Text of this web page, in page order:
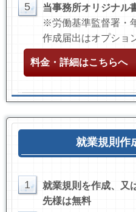
5
当事務所オリジナル
※労働基準監督署・
作成届出はオプショ
料金・詳細はこちらへ
就業規則作
1 就業規則を作成、又
先様は無料